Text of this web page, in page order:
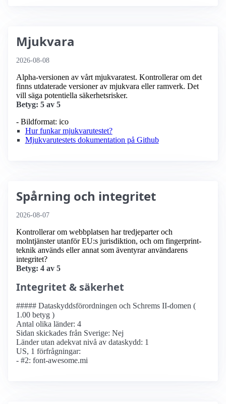
Mjukvara
2026-08-08
Alpha-versionen av vårt mjukvaratest. Kontrollerar om det
finns utdaterade versioner av mjukvara eller ramverk. Det
vill säga potentiella säkerhetsrisker.
Betyg: 5 av 5
- Bildformat: ico
Hur funkar mjukvarutestet?
Mjukvarutestets dokumentation på Github
Spårning och integritet
2026-08-07
Kontrollerar om webbplatsen har tredjeparter och
molntjänster utanför EU:s jurisdiktion, och om fingerprint-
teknik används eller annat som äventyrar användarens
integritet?
Betyg: 4 av 5
Integritet & säkerhet
##### Dataskyddsförordningen och Schrems II-domen (
1.00 betyg )
Antal olika länder: 4
Sidan skickades från Sverige: Nej
Länder utan adekvat nivå av dataskydd: 1
US, 1 förfrågningar:
- #2: font-awesome.mi